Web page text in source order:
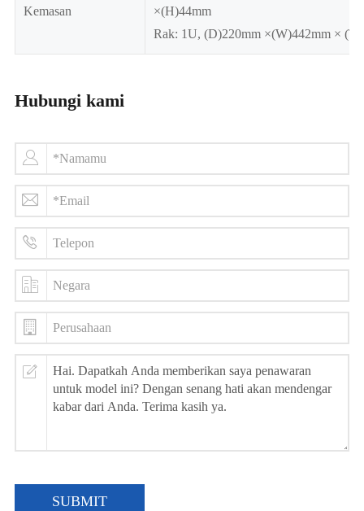
Kemasan
×(H)44mm
Rak: 1U, (D)220mm ×(W)442mm × (T)
Hubungi kami
SUBMIT